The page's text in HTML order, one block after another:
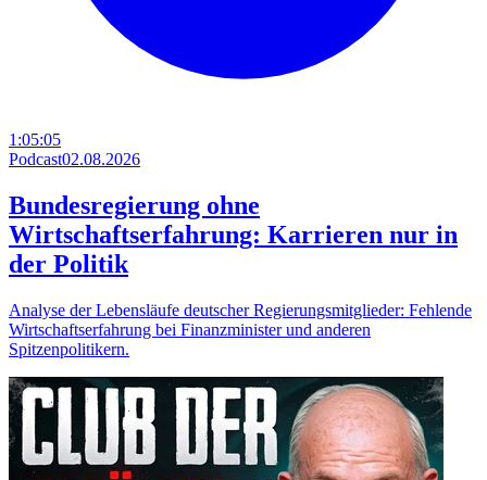
1:05:05
Podcast02.08.2026
Bundesregierung ohne
Wirtschaftserfahrung: Karrieren nur in
der Politik
Analyse der Lebensläufe deutscher Regierungsmitglieder: Fehlende
Wirtschaftserfahrung bei Finanzminister und anderen
Spitzenpolitikern.